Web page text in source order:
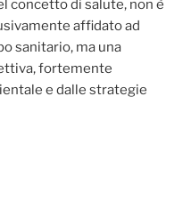
concetto di salute, non è
affidato ad
sanitario, ma una
fortemente
e dalle strategie